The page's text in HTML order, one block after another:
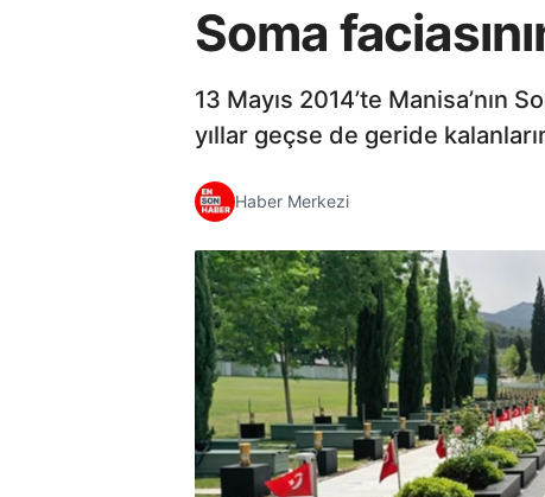
Soma
13 Mayıs 2014’te
yıllar geçse de geride
Haber Merkezi